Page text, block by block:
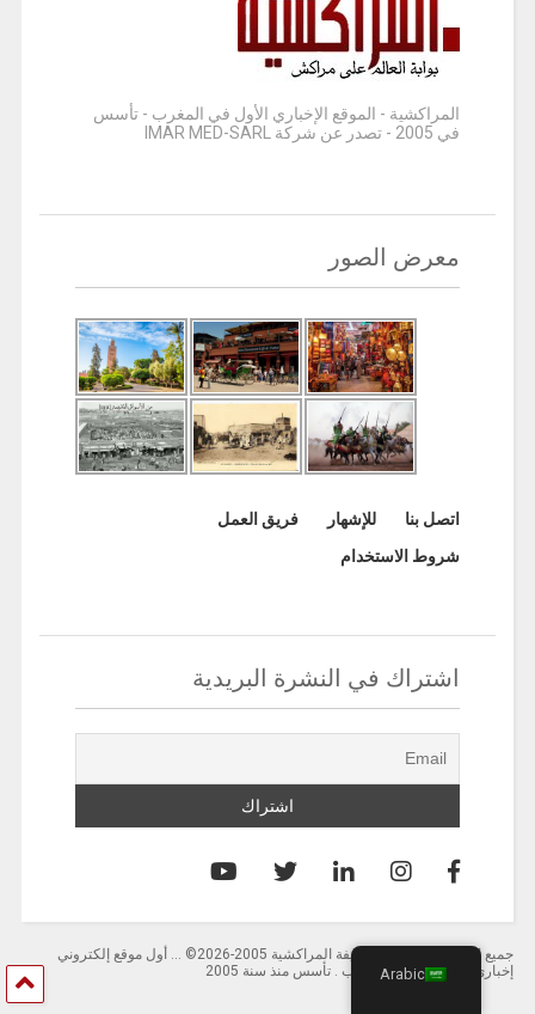
المراكشية - الموقع الإخباري الأول في المغرب - تأسس
في 2005 - تصدر عن شركة IMAR MED-SARL
معرض الصور
اتصل بنا للإشهار
فريق العمل
شروط الاستخدام
اشتراك في النشرة البريدية
جميع الحقوق محفوظة لصحيفة المراكشية 2005-2026© … أول موقع إلكتروني
إخباري باللغة العربية بالمغرب . تأسس منذ سنة 2005
Arabic